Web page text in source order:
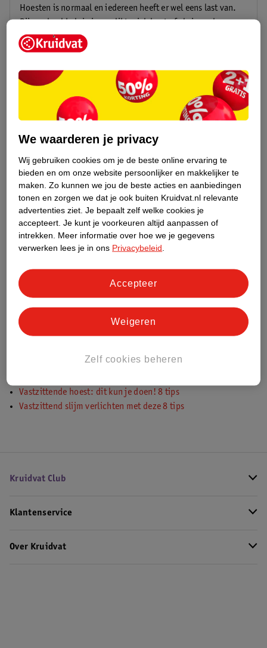
Hoesten is normaal en iedereen heeft er wel eens last van.
Bijvoorbeeld als je je verslikt, ziek bent of als je rook
inademt. Maar hoe komt het dat je hoest? En wat kan je doen
als je veel hoest? Hier vind je antwoord op al je vragen.
Hoesten: oorzaken & advies. 7 tips!
Kriebelhoest: wat kan je doen? 8 handige
droge hoest of prikkelhoest genoemd. Het liefst wil je zo
snel mogelijk van je kriebelhoest af. Hier lees je wat je kan
doen ter verlichting als je kriebelhoest hebt.
Kriebelhoest: wat kan je doen? 8 handige tips!
Vastzittende hoest: dit kun je doen! 8 tips
Hoesten is een natuurlijke reactie van je lichaam om je
luchtwegen schoon te maken. Lees hier meer over
Lees onze andere adviezen over hoesten:
Baby hoest veel: wat kun je doen? 4 tips!
Hoesten in de nacht: oorzaken & en wat te doen
Vastzittende hoest: dit kun je doen! 8 tips
Vastzittend slijm verlichten met deze 8 tips
Kruidvat Club
Klantenservice
Over Kruidvat
We waarderen je privacy
Wij gebruiken cookies om je de beste online ervaring te
bieden en om onze website persoonlijker en makkelijker te
maken. Zo kunnen we jou de beste acties en aanbiedingen
tonen en zorgen we dat je ook buiten Kruidvat.nl relevante
advertenties ziet. Je bepaalt zelf welke cookies je
accepteert. Je kunt je voorkeuren altijd aanpassen of
intrekken.
Meer informatie over hoe we je gegevens
verwerken lees je in ons Privacybeleid
Zelf cookies beheren
Weigeren
Accepteer